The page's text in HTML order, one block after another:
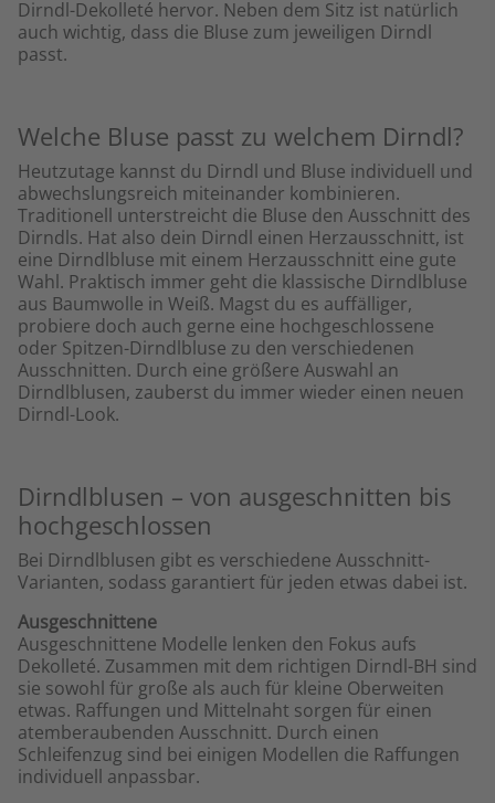
Dirndl-Dekolleté hervor. Neben dem Sitz ist natürlich
auch wichtig, dass die Bluse zum jeweiligen Dirndl
passt.
Welche Bluse passt zu welchem Dirndl?
Heutzutage kannst du Dirndl und Bluse individuell und
abwechslungsreich miteinander kombinieren.
Traditionell unterstreicht die Bluse den Ausschnitt des
Dirndls. Hat also dein Dirndl einen Herzausschnitt, ist
eine Dirndlbluse mit einem Herzausschnitt eine gute
Wahl. Praktisch immer geht die klassische Dirndlbluse
aus Baumwolle in Weiß. Magst du es auffälliger,
probiere doch auch gerne eine hochgeschlossene
oder Spitzen-Dirndlbluse zu den verschiedenen
Ausschnitten. Durch eine größere Auswahl an
Dirndlblusen, zauberst du immer wieder einen neuen
Dirndl-Look.
Dirndlblusen – von ausgeschnitten bis
hochgeschlossen
Bei Dirndlblusen gibt es verschiedene Ausschnitt-
Varianten, sodass garantiert für jeden etwas dabei ist.
Ausgeschnittene
Ausgeschnittene Modelle lenken den Fokus aufs
Dekolleté. Zusammen mit dem richtigen Dirndl-BH sind
sie sowohl für große als auch für kleine Oberweiten
etwas. Raffungen und Mittelnaht sorgen für einen
atemberaubenden Ausschnitt. Durch einen
Schleifenzug sind bei einigen Modellen die Raffungen
individuell anpassbar.